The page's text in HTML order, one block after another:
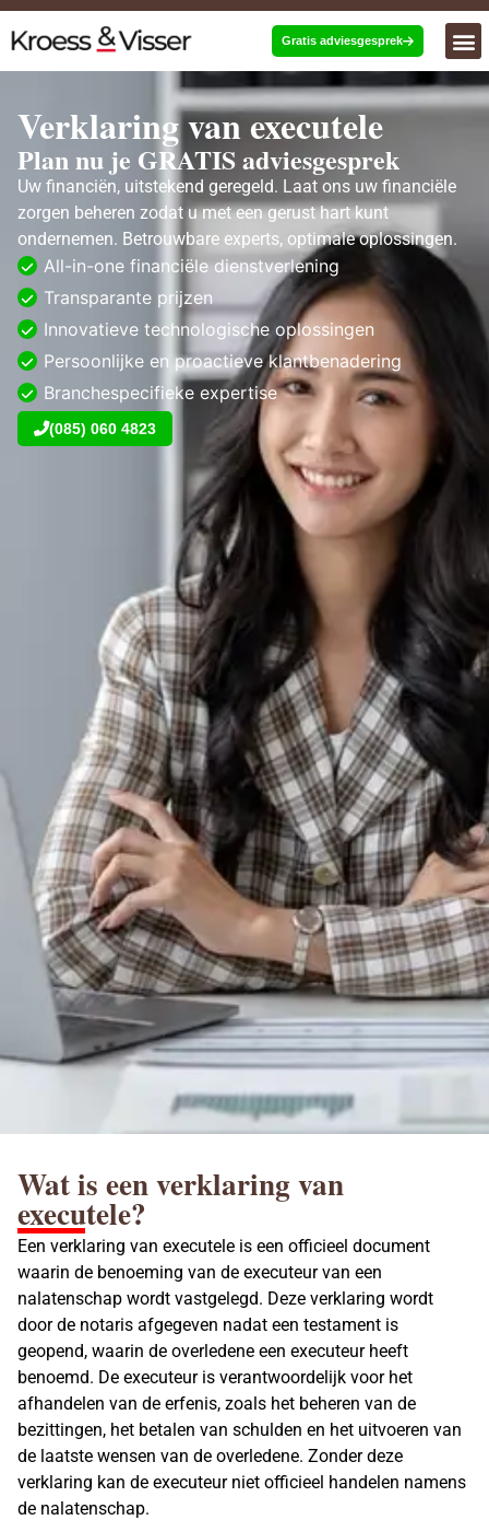
Gratis adviesgesprek
Verklaring van executele
Plan nu je GRATIS adviesgesprek
Uw financiën, uitstekend geregeld. Laat ons uw financiële
zorgen beheren zodat u met een gerust hart kunt
ondernemen. Betrouwbare experts, optimale oplossingen.
All-in-one financiële dienstverlening
Transparante prijzen
Innovatieve technologische oplossingen
Persoonlijke en proactieve klantbenadering
Branchespecifieke expertise
(085) 060 4823
Wat is een verklaring van
executele?
Een verklaring van executele is een officieel document
waarin de benoeming van de executeur van een
nalatenschap wordt vastgelegd. Deze verklaring wordt
door de notaris afgegeven nadat een testament is
geopend, waarin de overledene een executeur heeft
benoemd. De executeuris verantwoordelijk voor het
afhandelen van de erfenis, zoals het beheren van de
bezittingen, het betalen van schulden en het uitvoeren van
de laatste wensen van de overledene. Zonder deze
verklaring kan de executeur niet officieel handelen namens
de nalatenschap.